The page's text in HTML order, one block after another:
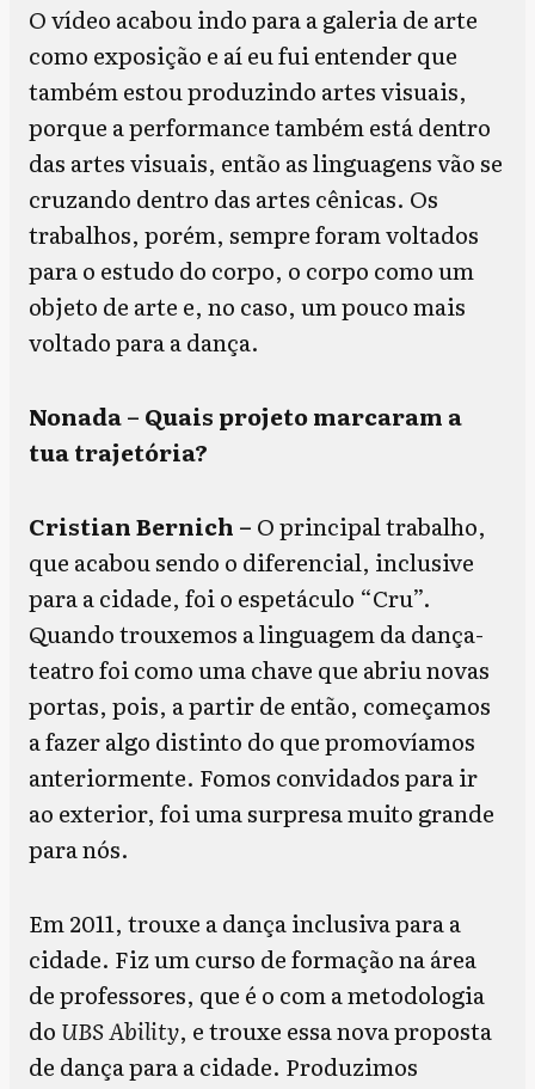
O vídeo acabou indo para a galeria de arte
como exposição e aí eu fui entender que
também estou produzindo artes visuais,
porque a performance também está dentro
das artes visuais, então as linguagens vão se
cruzando dentro das artes cênicas. Os
trabalhos, porém, sempre foram voltados
para o estudo do corpo, o corpo como um
objeto de arte e, no caso, um pouco mais
voltado para a dança.
Nonada – Quais projeto marcaram a
tua trajetória?
Cristian Bernich – O principal trabalho,
que acabou sendo o diferencial, inclusive
para a cidade, foi o espetáculo “Cru”.
Quando trouxemos a linguagem da dança-
teatro foi como uma chave que abriu novas
portas, pois, a partir de então, começamos
a fazer algo distinto do que promovíamos
anteriormente. Fomos convidados para ir
ao exterior, foi uma surpresa muito grande
para nós.
Em 2011, trouxe a dança inclusiva para a
cidade. Fiz um curso de formação na área
de professores, que é o com a metodologia
do UBS Ability, e trouxe essa nova proposta
de dança para a cidade. Produzimos